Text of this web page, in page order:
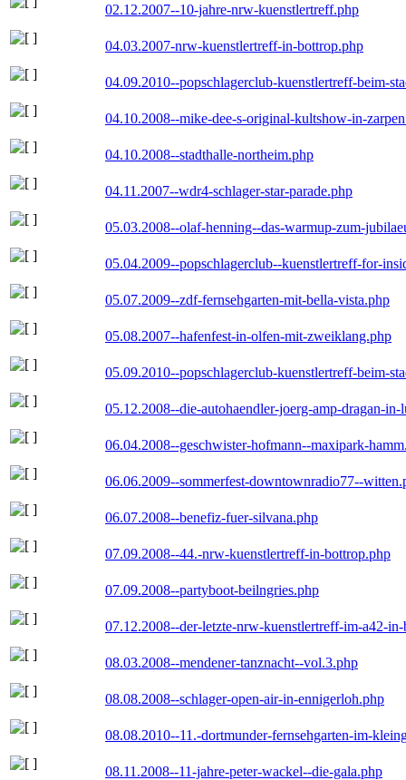
02.12.2007--10-jahre-nrw-kuenstlertreff.php
04.03.2007-nrw-kuenstlertreff-in-bottrop.php
04.09.2010--popschlagerclub-kuenstlertreff-beim-
04.10.2008--mike-dee-s-original-kultshow-in-
04.10.2008--stadthalle-northeim.php
04.11.2007--wdr4-schlager-star-parade.php
05.03.2008--olaf-henning--das-warmup-zum-
05.04.2009--popschlagerclub--kuenstlertreff-for-
05.07.2009--zdf-fernsehgarten-mit-bella-vista.php
05.08.2007--hafenfest-in-olfen-mit-zweiklang.php
05.09.2010--popschlagerclub-kuenstlertreff-beim-
05.12.2008--die-autohaendler-joerg-amp-dragan-in-
06.04.2008--geschwister-hofmann--maxipark-
06.06.2009--sommerfest-downtownradio77--
06.07.2008--benefiz-fuer-silvana.php
07.09.2008--44.-nrw-kuenstlertreff-in-bottrop.php
07.09.2008--partyboot-beilngries.php
07.12.2008--der-letzte-nrw-kuenstlertreff-im-a42-
08.03.2008--mendener-tanznacht--vol.3.php
08.08.2008--schlager-open-air-in-ennigerloh.php
08.08.2010--11.-dortmunder-fernsehgarten-im-
08.11.2008--11-jahre-peter-wackel--die-gala.php